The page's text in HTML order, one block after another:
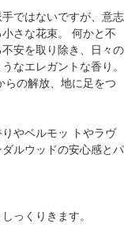
ではないですが、意志
さな花束。 何かと不
安を取り除き、日々の
なエレガントな香り。
らの解放、地に足をつ
やベルモッ トやラヴ
ルウッドの安心感とパ
っくりきます。